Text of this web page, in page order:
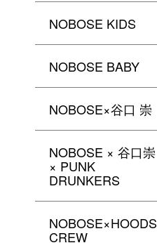
NOBOSE KIDS
NOBOSE BABY
NOBOSE×谷口 崇
NOBOSE × 谷口崇
× PUNK
DRUNKERS
NOBOSE×HOODS
CREW